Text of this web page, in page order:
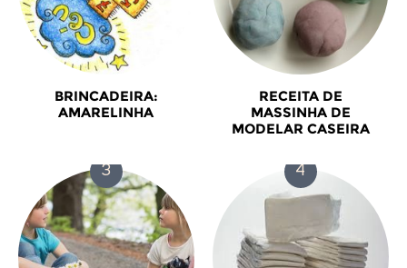
BRINCADEIRA:
AMARELINHA
RECEITA DE
MASSINHA DE
MODELAR CASEIRA